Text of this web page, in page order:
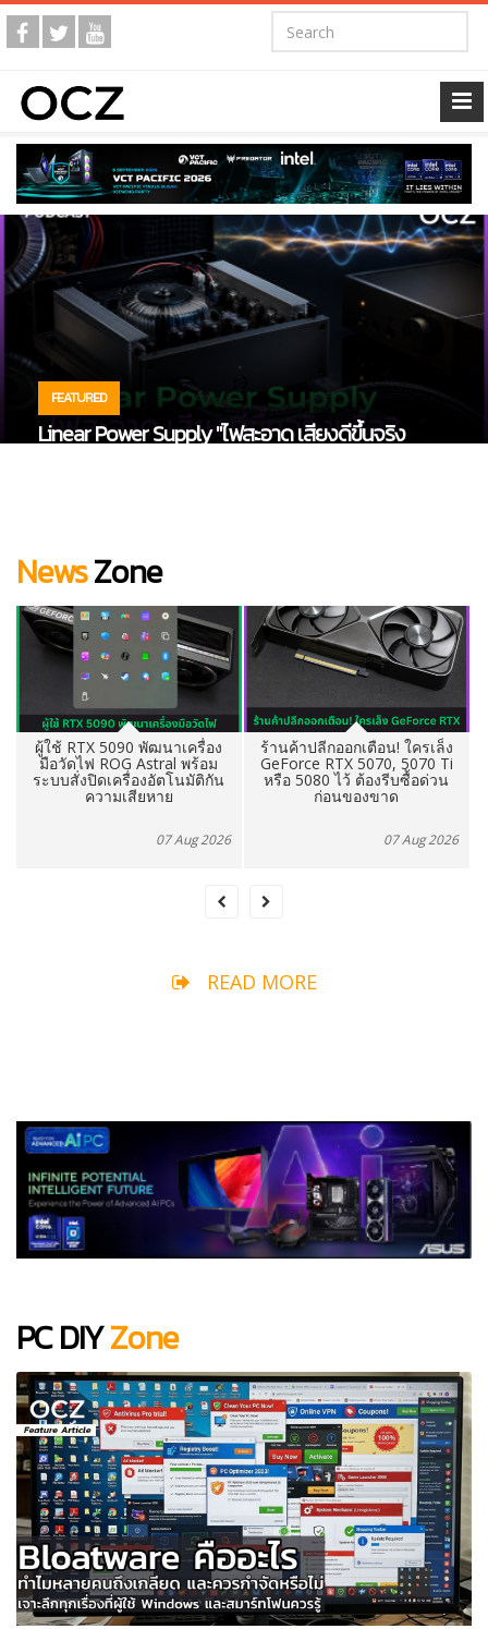
OCZ Toon | วันอาทิตย์ที่ 2 สิงหาคม 2569 "ความ
ยากลำบากของสายเกมเมอร์หรือคนชอบแต่ง
NewsZone
ร้านค้าปลีกออกเตือน! ใครเล็ง
GeForce RTX 5070, 5070 Ti
หรือ 5080 ไว้ ต้องรีบซื้อด่วน
ก่อนของขาด
07 Aug 2026
เสริมทัพ Gaming AI! Acer เปิด
ตัว Nitro V 16 AI มาพร้อมชิป
ซีพียู AMD Ryzen AI 7 450
07 Aug 2026
READ MORE
PC DIYZone